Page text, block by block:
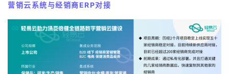
营销云系统与经销商ERP对接